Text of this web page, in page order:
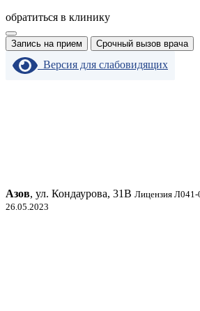
обратиться в клинику
Запись на прием Срочный вызов врача
Версия для слабовидящих
Азов, ул. Кондаурова, 31В Лицензия
26.05.2023